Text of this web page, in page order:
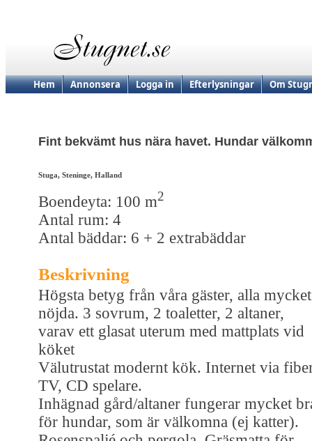
Hem Annonsera Logga in Efterlysningar Om
Fint bekvämt hus nära havet. Hundar
Stuga, Steninge, Halland
Boendeyta: 100 m2
Antal rum: 4
Antal bäddar: 6 + 2 extrabäddar
Beskrivning
Högsta betyg från våra gäster, alla mycket
nöjda. 3 sovrum, 2 toaletter, 2 altaner,
varav ett glasat uterum med mattplats vid
köket
Välutrustat modernt kök. Internet via
TV, CD spelare.
Inhägnad gård/altaner fungerar mycket
för hundar, som är välkomna (ej katter).